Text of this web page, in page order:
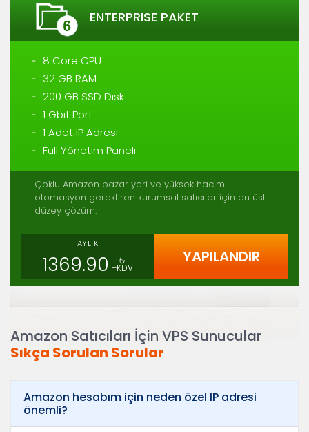
ENTERPRISE PAKET
8 Core CPU
32 GB RAM
200 GB SSD Disk
1 Gbit Port
1 Adet IP Adresi
Full Yönetim Paneli
Çoklu Amazon pazar yeri ve yüksek hacimli
otomasyon gerektiren kurumsal satıcılar için en üst
düzey çözüm.
AYLIK
1369.90 ₺
+KDV
YAPILANDIR
Amazon Satıcıları İçin VPS Sunucular
Sıkça Sorulan Sorular
Amazon hesabım için neden özel IP adresi
önemli?